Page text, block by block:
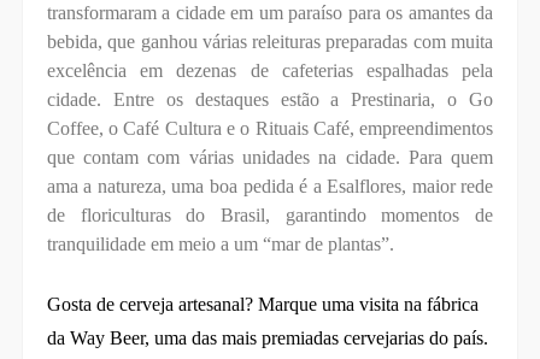
transformaram a cidade em um paraíso para os amantes da
bebida, que ganhou várias releituras preparadas com muita
excelência em dezenas de cafeterias espalhadas pela
cidade. Entre os destaques estão a Prestinaria, o Go
Coffee, o Café Cultura e o Rituais Café, empreendimentos
que contam com várias unidades na cidade. Para quem
ama a natureza, uma boa pedida é a Esalflores, maior rede
de floriculturas do Brasil, garantindo momentos de
tranquilidade em meio a um “mar de plantas”.
Gosta de cerveja artesanal? Marque uma visita na fábrica
da Way Beer, uma das mais premiadas cervejarias do país.